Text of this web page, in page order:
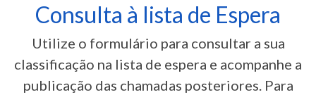
Consulta à lista de Espera
Utilize o formulário para consultar a sua
classificação na lista de espera e acompanhe a
publicação das chamadas posteriores. Para